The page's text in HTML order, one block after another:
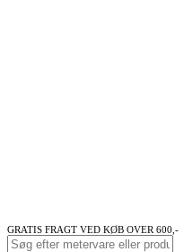
GRATIS FRAGT VED KØB OVER 600,-